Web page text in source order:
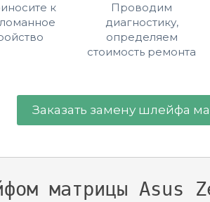
к
Проводим
диагностику,
определяем
стоимость ремонта
Заказать замену шлейфа
матрицы Asus